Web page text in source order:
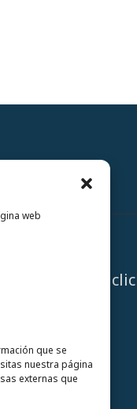
web
que se
nuestra página
externas que
A un